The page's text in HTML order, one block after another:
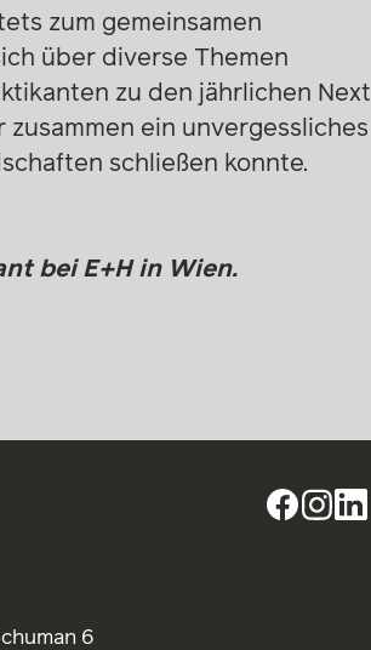
zum gemeinsamen
über diverse Themen
zu den jährlichen Next
ein unvergessliches
schließen konnte.
bei E+H in Wien.
6